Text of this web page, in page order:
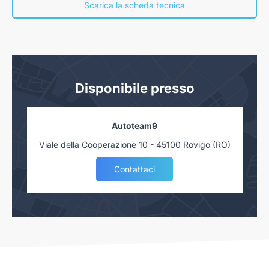
Scarica la scheda tecnica
Disponibile presso
Autoteam9
Viale della Cooperazione 10 - 45100 Rovigo (RO)
Contattaci